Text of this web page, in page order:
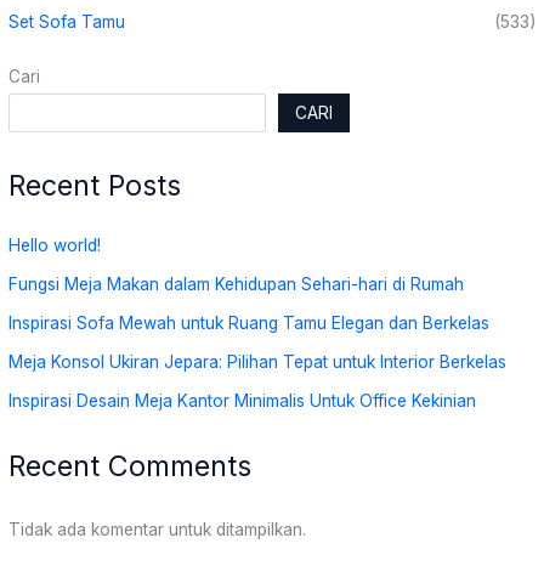
Set Sofa Tamu (533)
Cari
CARI
Recent Posts
Hello world!
Fungsi Meja Makan dalam Kehidupan Sehari-hari di Rumah
Inspirasi Sofa Mewah untuk Ruang Tamu Elegan dan Berkelas
Meja Konsol Ukiran Jepara: Pilihan Tepat untuk Interior Berkelas
Inspirasi Desain Meja Kantor Minimalis Untuk Office Kekinian
Recent Comments
Tidak ada komentar untuk ditampilkan.